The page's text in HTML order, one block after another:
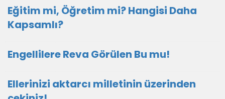
Eğitim mi, Öğretim mi? Hangisi Daha
Kapsamlı?
Engellilere Reva Görülen Bu mu!
Ellerinizi aktarcı milletinin üzerinden